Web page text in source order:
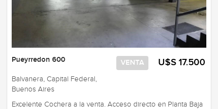
U$S 17.500
VENTA
Pueyrredon 600
Balvanera, Capital Federal,
Buenos Aires
Excelente Cochera a la venta. Acceso directo en Planta Baja